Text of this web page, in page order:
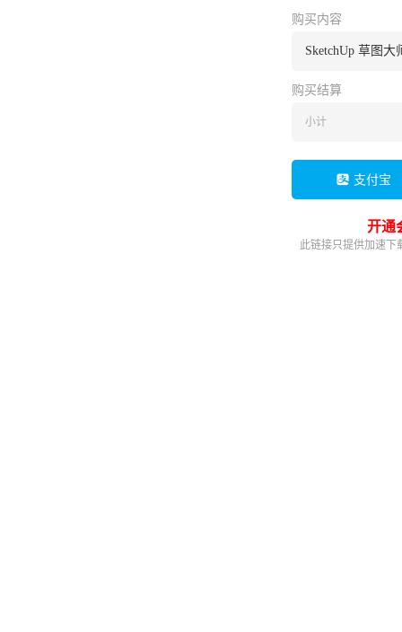
购买内容
SketchUp 草图大
购买结算
小计
支付宝
开通
此链接只提供加速下